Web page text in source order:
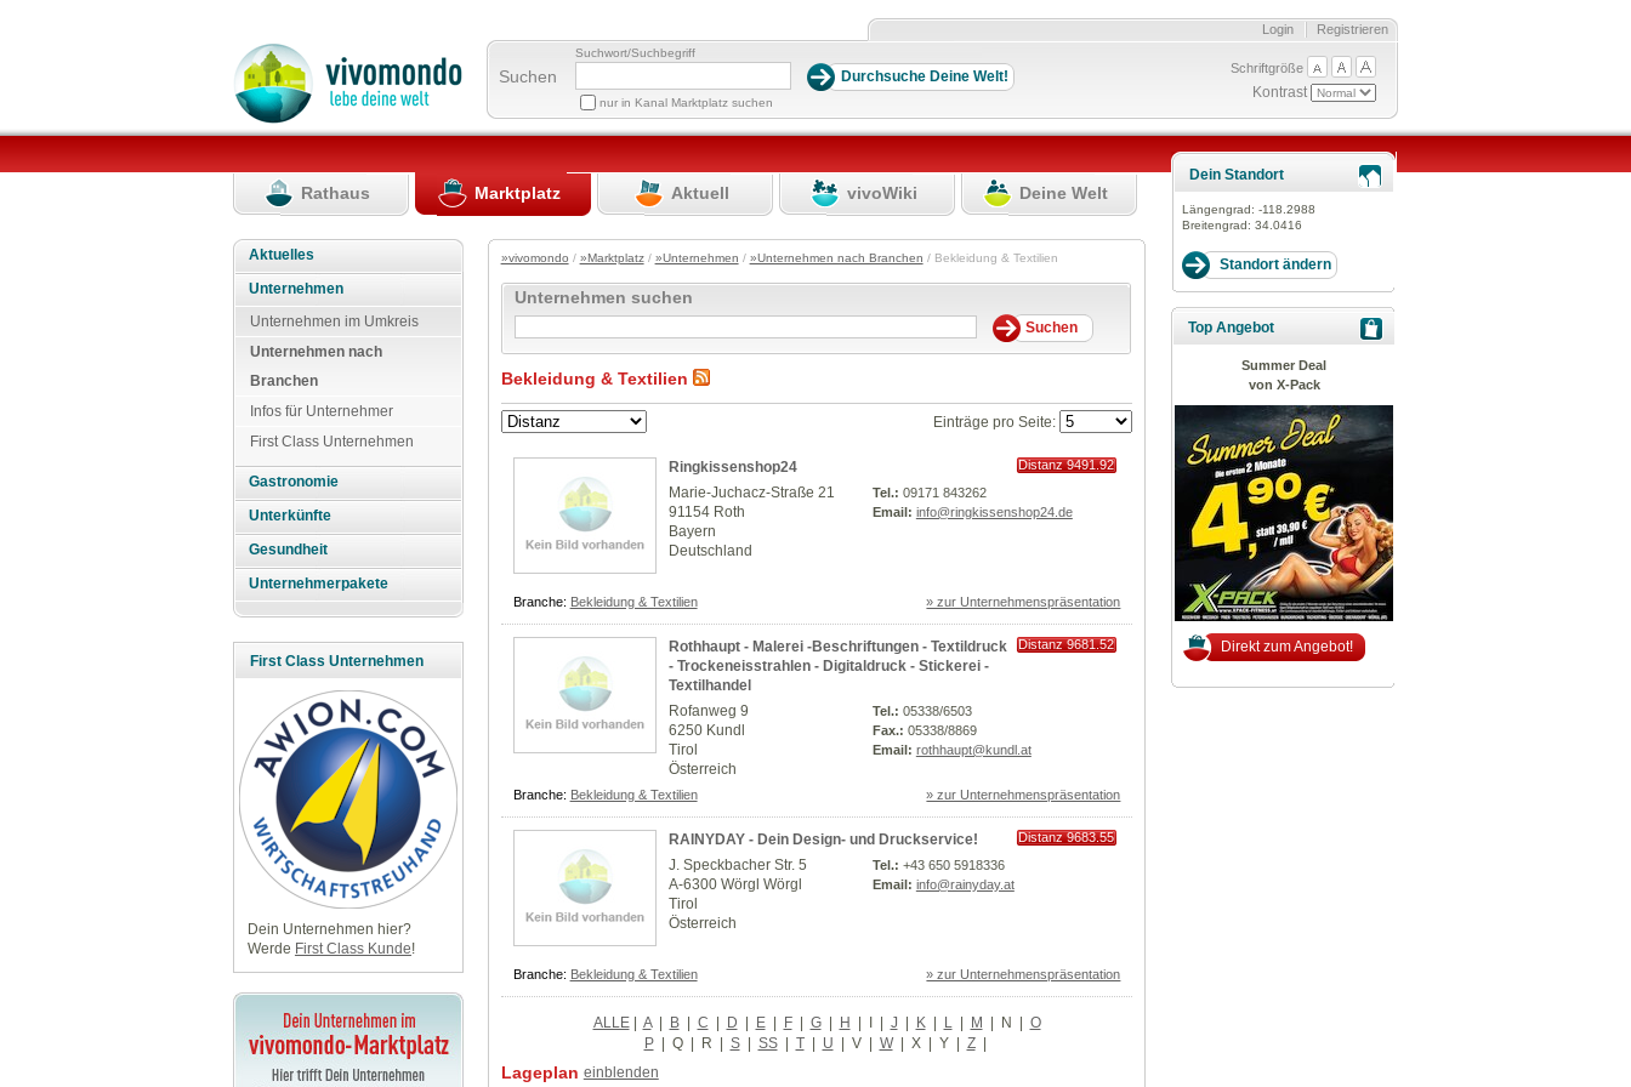
Registrieren
Login
Suchen
Suchwort/Suchbegriff
nur in Kanal Marktplatz suchen
Schriftgröße
Kontrast
Rathaus Marktplatz Aktuell vivoWiki Deine Welt
Aktuelles
Unternehmen
Unternehmen im Umkreis
Unternehmen nach
Branchen
Infos für Unternehmer
First Class Unternehmen
Gastronomie
Unterkünfte
Gesundheit
Unternehmerpakete
First Class Unternehmen
Dein Unternehmen hier?
Werde First Class Kunde!
»vivomondo / »Marktplatz/ »Unternehmen / »Unternehmen nach Branchen / Bekleidung & Textilien
Unternehmen suchen
Bekleidung & Textilien
Einträge pro Seite:
Ringkissenshop24
Distanz 9491.92
Marie-Juchacz-Straße 21
91154 Roth
Bayern
Deutschland
Tel.: 09171 843262
Email: info@ringkissenshop24.de
Branche: Bekleidung & Textilien » zur Unternehmenspräsentation
Rothhaupt - Malerei -Beschriftungen - Textildruck
- Trockeneisstrahlen - Digitaldruck - Stickerei -
Textilhandel
Distanz 9681.52
Rofanweg 9
6250 Kundl
Tirol
Österreich
Tel.: 05338/6503
Fax.: 05338/8869
Email: rothhaupt@kundl.at
Branche: Bekleidung & Textilien » zur Unternehmenspräsentation
RAINYDAY - Dein Design- und Druckservice!
Distanz 9683.55
J. Speckbacher Str. 5
A-6300 Wörgl Wörgl
Tirol
Österreich
Tel.: +43 650 5918336
Email: info@rainyday.at
Branche: Bekleidung & Textilien » zur Unternehmenspräsentation
ALLE| A | B | C | D | E | F | G | H | I | J | K | L | M | N | O
P | Q | R | S | SS | T | U | V | W | X | Y | Z |
Lageplan einblenden
Dein Standort
Längengrad: -118.2988
Breitengrad: 34.0416
Top Angebot
Summer Deal
von X-Pack
Direkt zum Angebot!